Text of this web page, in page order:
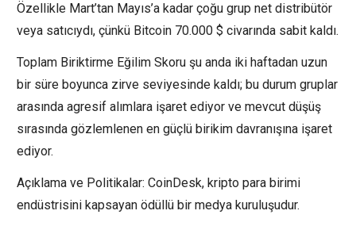
Özellikle Mart’tan Mayıs’a kadar çoğu grup net distribütör
veya satıcıydı, çünkü Bitcoin 70.000 $ civarında sabit kaldı.
Toplam Biriktirme Eğilim Skoru şu anda iki haftadan uzun
bir süre boyunca zirve seviyesinde kaldı; bu durum gruplar
arasında agresif alımlara işaret ediyor ve mevcut düşüş
sırasında gözlemlenen en güçlü birikim davranışına işaret
ediyor.
Açıklama ve Politikalar: CoinDesk, kripto para birimi
endüstrisini kapsayan ödüllü bir medya kuruluşudur.